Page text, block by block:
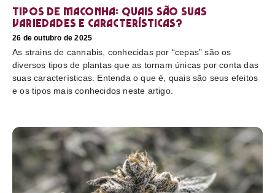
Tipos de maconha: quais são suas
variedades e características?
26 de outubro de 2025
As strains de cannabis, conhecidas por “cepas” são os
diversos tipos de plantas que as tornam únicas por conta das
suas características. Entenda o que é, quais são seus efeitos
e os tipos mais conhecidos neste artigo.